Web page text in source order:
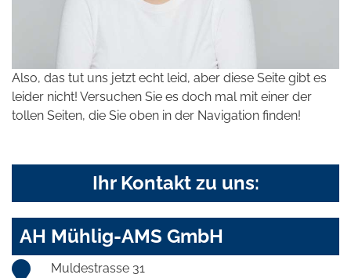
Also, das tut uns jetzt echt leid, aber diese Seite gibt es
leider nicht! Versuchen Sie es doch mal mit einer der
tollen Seiten, die Sie oben in der Navigation finden!
Ihr Kontakt zu uns:
AH Mühlig-AMS GmbH
Muldestrasse 31